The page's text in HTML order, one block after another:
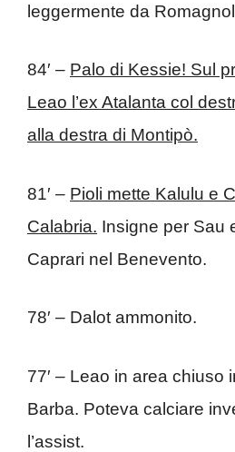
leggermente da
84′ – Palo di Kessie! Sul
Leao l’ex Atalanta col
alla destra di Montipò.
81′ – Pioli mette Kalulu e
Calabria. Insigne per Sau
Caprari nel Benevento.
78′ – Dalot ammonito.
77′ – Leao in area chiuso
Barba. Poteva calciare
l’assist.